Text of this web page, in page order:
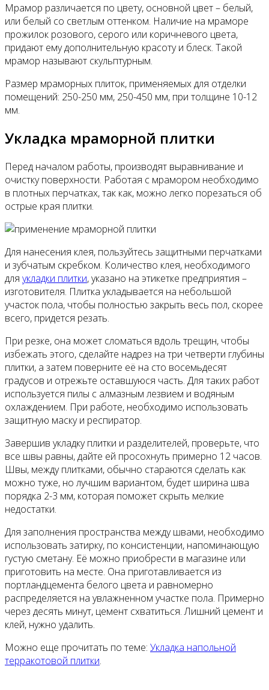
Мрамор различается по цвету, основной цвет – белый,
или белый со светлым оттенком. Наличие на мраморе
прожилок розового, серого или коричневого цвета,
придают ему дополнительную красоту и блеск. Такой
мрамор называют скульптурным.
Размер мраморных плиток, применяемых для отделки
помещений: 250-250 мм, 250-450 мм, при толщине 10-12
мм.
Укладка мраморной плитки
Перед началом работы, производят выравнивание и
очистку поверхности. Работая с мрамором необходимо
в плотных перчатках, так как, можно легко порезаться об
острые края плитки.
Для нанесения клея, пользуйтесь защитными перчатками
и зубчатым скребком. Количество клея, необходимого
для укладки плитки, указано на этикетке предприятия –
изготовителя. Плитка укладывается на небольшой
участок пола, чтобы полностью закрыть весь пол, скорее
всего, придется резать.
При резке, она может сломаться вдоль трещин, чтобы
избежать этого, сделайте надрез на три четверти глубины
плитки, а затем поверните её на сто восемьдесят
градусов и отрежьте оставшуюся часть. Для таких работ
используется пилы с алмазным лезвием и водяным
охлаждением. При работе, необходимо использовать
защитную маску и респиратор.
Завершив укладку плитки и разделителей, проверьте, что
все швы равны, дайте ей просохнуть примерно 12 часов.
Швы, между плитками, обычно стараются сделать как
можно туже, но лучшим вариантом, будет ширина шва
порядка 2-3 мм, которая поможет скрыть мелкие
недостатки.
Для заполнения пространства между швами, необходимо
использовать затирку, по консистенции, напоминающую
густую сметану. Её можно приобрести в магазине или
приготовить на месте. Она приготавливается из
портландцемента белого цвета и равномерно
распределяется на увлажненном участке пола. Примерно
через десять минут, цемент схватиться. Лишний цемент и
клей, нужно удалить.
Можно еще прочитать по теме: Укладка напольной
терракотовой плитки.